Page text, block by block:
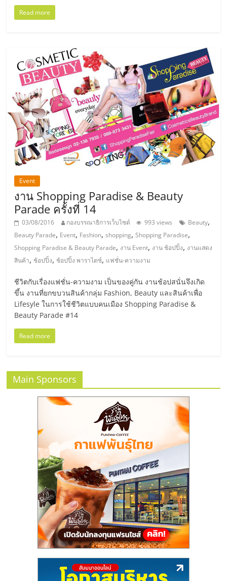
SMEs,
แฟ
ปรึกษา
รน
ไชส์,
รวม
แฟ
รน
ไชส์
ขาย
แฟ
รน
ไชส์
แฟ
รน
ไชส์
ขาย
หน้า
ลงทุน
น้อย
คืน
การ
ลงทุน
Read more
Event
งาน Shopping Paradise & Beauty
Parade ครั้งที่ 14
03/08/2016 กองบรรณาธิการเว็บไซต์ 993 views Beauty,
Beauty Parade, Event, Fashion,shopping,Shopping Paradise,
Shopping Paradise & Beauty Parade, งาน Event, งาน ช้อปปิ้ง, งานแสดง
สินค้า, ช้อปปิ้ง, ช้อปปิ้ง พาราไดซ์, แฟชั่น-ความงาม
ชีวิตกับเรื่องแฟชั่น-ความงาม เป็นของคู่กัน งานช้อปสนั่นจึงเกิด
ขึ้น งานที่ยกขบวนสินค้ากลุ่ม Fashion, Beauty และสินค้าเพื่อ
Lifesyle ในการใช้ชีวิตแบบคนเมือง Shopping Paradise &
Beauty Parade #14
Read more
Main Sponsors